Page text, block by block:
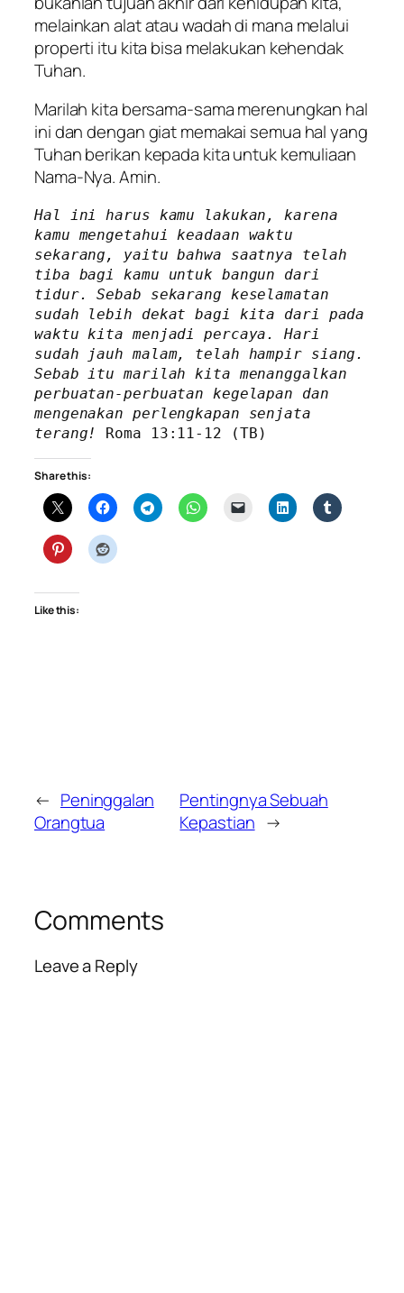
melainkan alat atau wadah di mana melalui
properti itu kita bisa melakukan kehendak
Tuhan.
Marilah kita bersama-sama merenungkan hal
ini dan dengan giat memakai semua hal yang
Tuhan berikan kepada kita untuk kemuliaan
Nama-Nya. Amin.
Hal ini harus kamu lakukan, karena
kamu mengetahui keadaan waktu
sekarang, yaitu bahwa saatnya telah
tiba bagi kamu untuk bangun dari
tidur. Sebab sekarang keselamatan
sudah lebih dekat bagi kita dari pada
waktu kita menjadi percaya. Hari
sudah jauh malam, telah hampir siang.
Sebab itu marilah kita menanggalkan
perbuatan-perbuatan kegelapan dan
mengenakan perlengkapan senjata
terang! Roma 13:11-12 (TB)
Share this:
Like this:
← Peninggalan
Orangtua
Pentingnya Sebuah
Kepastian →
Comments
Leave a Reply